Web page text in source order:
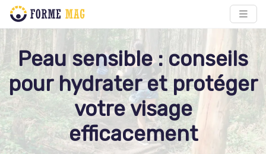
Peau sensible : conseils
pour hydrater et protéger
votre visage
efficacement